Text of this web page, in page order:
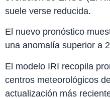
suele verse reducida.
El nuevo pronóstico
una anomalía superior a
El modelo IRI recopila
centros meteorológicos
actualización más